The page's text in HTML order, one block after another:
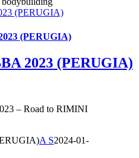
(PERUGIA)
(PERUGIA)
2023 (PERUGIA)
– Road to RIMINI
A S2024-01-